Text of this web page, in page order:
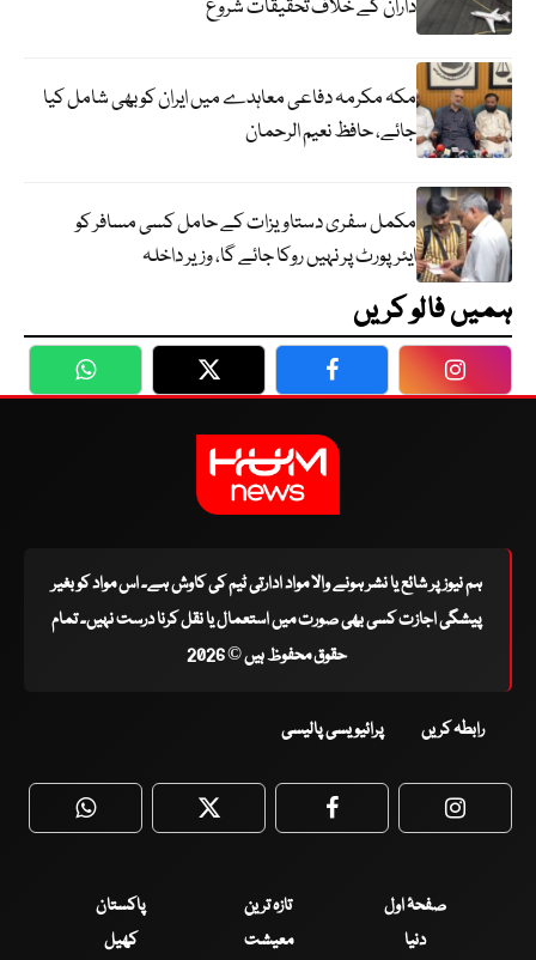
داران کے خلاف تحقیقات شروع
مکہ مکرمہ دفاعی معاہدے میں ایران کو بھی شامل کیا
جائے، حافظ نعیم الرحمان
مکمل سفری دستاویزات کے حامل کسی مسافر کو
ایئرپورٹ پر نہیں روکا جائے گا، وزیر داخلہ
ہمیں فالو کریں
WhatsApp Twitter Facebook
ہم نیوز پر شائع یا نشر ہونے والا مواد ادارتی ٹیم کی کاوش ہے۔ اس مواد کو بغیر
پیشگی اجازت کسی بھی صورت میں استعمال یا نقل کرنا درست نہیں۔ تمام
حقوق محفوظ ہیں © 2026
رابطہ کریں پرائیویسی پالیسی
WhatsApp Twitter Facebook
صفحۂ اول تازہ ترین
پاکستان
دنیا
معیشت کھیل